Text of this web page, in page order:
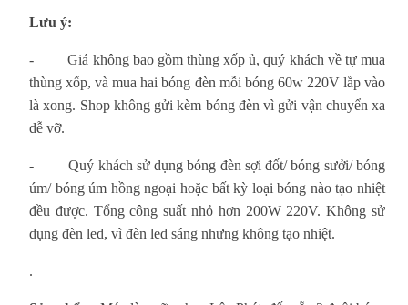
Lưu ý:
-Giá không bao gồm thùng xốp ủ, quý khách về tự mua
thùng xốp, và mua hai bóng đèn mỗi bóng 60w 220V lắp vào
là xong. Shop không gửi kèm bóng đèn vì gửi vận chuyển xa
dễ vỡ.
-Quý khách sử dụng bóng đèn sợi đốt/ bóng sưởi/ bóng
úm/ bóng úm hồng ngoại hoặc bất kỳ loại bóng nào tạo nhiệt
đều được. Tổng công suất nhỏ hơn 200W 220V. Không sử
dụng đèn led, vì đèn led sáng nhưng không tạo nhiệt.
.